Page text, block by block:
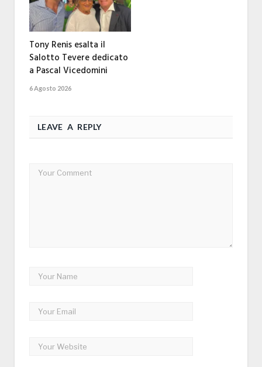
Tony Renis esalta il
Salotto Tevere dedicato
a Pascal Vicedomini
6 Agosto 2026
LEAVE A REPLY